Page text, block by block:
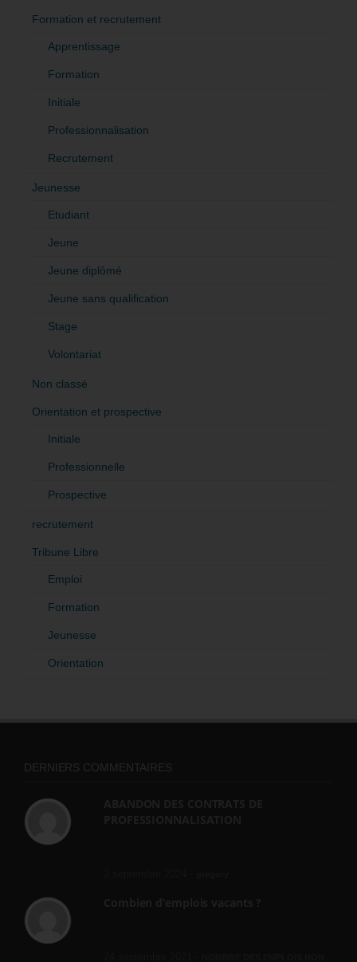
Formation et recrutement
Apprentissage
Formation
Initiale
Professionnalisation
Recrutement
Jeunesse
Etudiant
Jeune
Jeune diplômé
Jeune sans qualification
Stage
Volontariat
Non classé
Orientation et prospective
Initiale
Professionnelle
Prospective
recrutement
Tribune Libre
Emploi
Formation
Jeunesse
Orientation
DERNIERS COMMENTAIRES